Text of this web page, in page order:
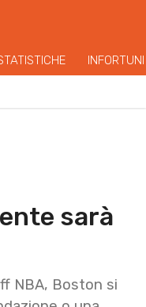
INFORTUNI
sarà
NBA, Boston si